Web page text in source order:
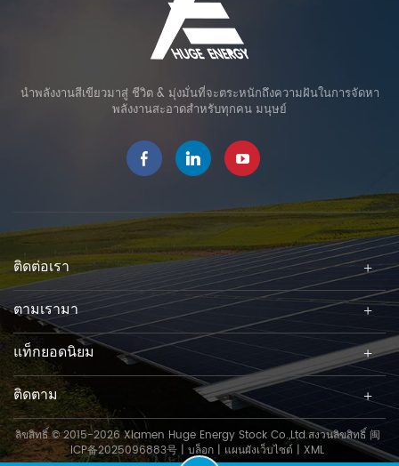
นำพลังงานสีเขียวมาสู่ ชีวิต & มุ่งมั่นที่จะตระหนักถึงความฝันในการจัดหา
พลังงานสะอาดสำหรับทุกคน มนุษย์
ติดต่อเรา
ตามเรามา
แท็กยอดนิยม
ติดตาม
ลิขสิทธิ์ © 2015-2026 Xiamen Huge Energy Stock Co.,Ltd.สงวนลิขสิทธิ์ 闽
ICP备2025096883号 | บล็อก | แผนผังเว็บไซต์ | XML